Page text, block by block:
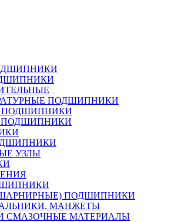
ПОДШИПНИКИ
УЗЛЫ
ПОДШИПНИКИ
МАНЖЕТЫ
СМАЗОЧНЫЕ МАТЕРИАЛЫ